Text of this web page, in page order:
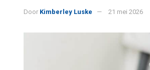
Door Kimberley Luske 21 mei 2026